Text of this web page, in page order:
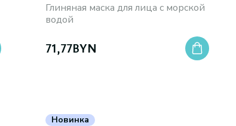
Глиняная маска для лица с морской
водой
71,77BYN
Новинка